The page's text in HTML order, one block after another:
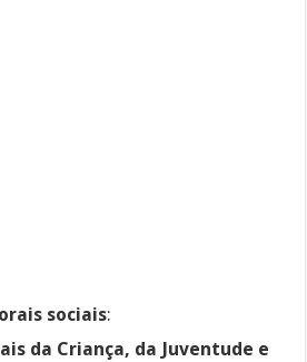
sociais:
da Criança, da Juventude e